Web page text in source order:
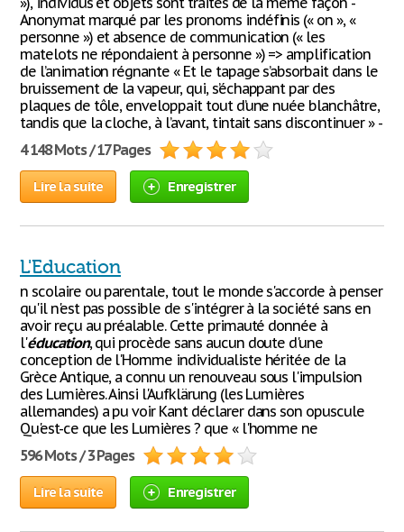
Anonymat marqué par les pronoms indéfinis (« on », «
personne ») et absence de communication (« les
matelots ne répondaient à personne ») => amplification
de l’animation régnante « Et le tapage s’absorbait dans le
bruissement de la vapeur, qui, s’échappant par des
plaques de tôle, enveloppait tout d’une nuée blanchâtre,
tandis que la cloche, à l’avant, tintait sans discontinuer » -
4 148 Mots / 17 Pages
Lire la suite Enregistrer
L'Education
n scolaire ou parentale, tout le monde s'accorde à penser
qu'il n'est pas possible de s'intégrer à la société sans en
avoir reçu au préalable. Cette primauté donnée à
l'éducation, qui procède sans aucun doute d'une
conception de l'Homme individualiste héritée de la
Grèce Antique, a connu un renouveau sous l'impulsion
des Lumières. Ainsi l'Aufklärung (les Lumières
allemandes) a pu voir Kant déclarer dans son opuscule
Qu'est-ce que les Lumières ? que « l'homme ne
596 Mots / 3 Pages
Lire la suite Enregistrer